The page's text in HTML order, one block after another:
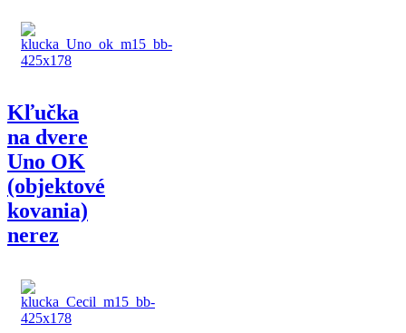
Kľučka
na dvere
Uno OK
(objektové
kovania)
nerez